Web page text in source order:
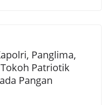
Panglima,
Patriotik
Pangan